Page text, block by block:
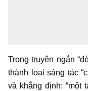
Trong truyện ngắn
thành loại sáng tác
và khẳng định: “một